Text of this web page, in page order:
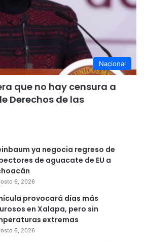
Nacional
que no hay censura a
Derechos de las
ya negocia regreso de
de aguacate de EU a
6, 2026
provocará días más
en Xalapa, pero sin
extremas
6, 2026